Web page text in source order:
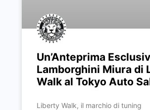
Un’Anteprima
Lamborghini Miura di
Walk al Tokyo Auto
Liberty Walk, il marchio di tuning